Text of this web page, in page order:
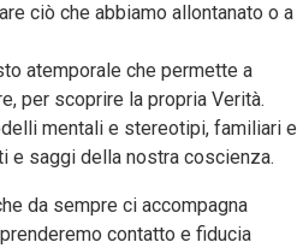
ciò che abbiamo allontanato o a
atemporale che permette a
per scoprire la propria Verità.
mentali e stereotipi, familiari e
e saggi della nostra coscienza.
da sempre ci accompagna
contatto e fiducia